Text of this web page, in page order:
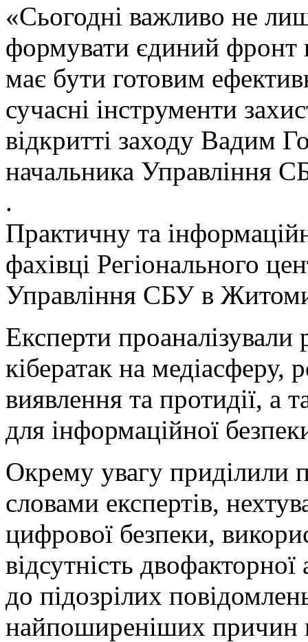
«Сьогодні важливо не
формувати єдиний фронт
має бути готовим
сучасні інструменти
відкритті заходу Вадим
начальника Управління
.
Практичну та
фахівці Регіонального
Управління СБУ в
Експерти
кібератак на медіасферу,
виявлення та протидії, а
для інформаційної
Окрему увагу приділили
словами експертів,
цифрової безпеки,
відсутність двофакторної
до підозрілих
найпоширеніших причин